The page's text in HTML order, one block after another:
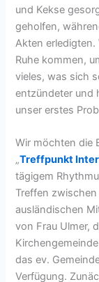
und Kekse
geholfen,
Akten erledigten.
Ruhe kommen,
vieles, was sich
entzündeter und
unser erstes
Wir möchten die
„Treffpunkt
tägigem
Treffen zwischen
ausländischen
von Frau Ulmer,
das ev.
Verfügung.